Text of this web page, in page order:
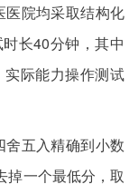
医院均采取结构化
长40分钟，其中
际能力操作测试
舍五入精确到小数
掉一个最低分，取